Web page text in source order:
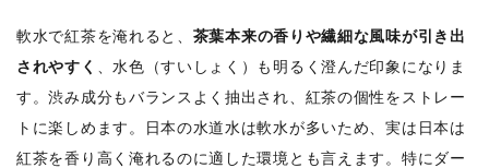
軟水で紅茶を淹れると、 茶葉本来の香りや繊細な風味が引き出
されやすく
、水色（すいしょく）も明るく澄んだ印象になりま
す。渋み成分もバランスよく抽出され、紅茶の個性をストレー
トに楽しめます。日本の水道水は軟水が多いため、実は日本は
紅茶を香り高く淹れるのに適した環境とも言えます。特にダー